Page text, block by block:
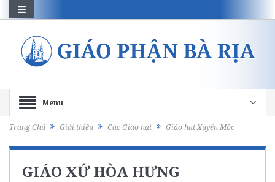
Menu
Trang Chủ Giới thiệu Các Giáo hạt Giáo hạt Xuyên Mộc
GIÁO XỨ HÒA HƯNG